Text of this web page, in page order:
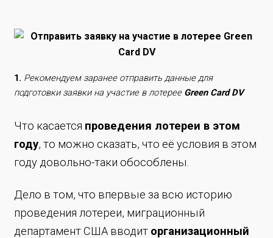
1. Рекомендуем заранее отправить данные для
подготовки заявки на участие в лотерее Green Card DV
Что касается проведения лотереи в этом
году, то можно сказать, что её условия в этом
году довольно-таки обособлены.
Дело в том, что впервые за всю историю
проведения лотереи, миграционный
департамент США вводит организационный